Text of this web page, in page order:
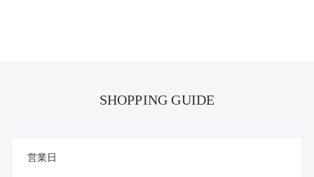
SHOPPING GUIDE
営業日